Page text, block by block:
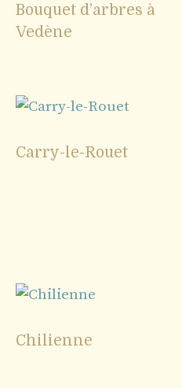
Bouquet d’arbres à
Vedène
Carry-le-Rouet
Chilienne